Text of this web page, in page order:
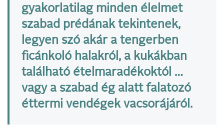
gyakorlatilag minden élelmet
szabad prédának tekintenek,
legyen szó akár a tengerben
ficánkoló halakról, a kukákban
található ételmaradékoktól …
vagy a szabad ég alatt falatozó
éttermi vendégek vacsorájáról.